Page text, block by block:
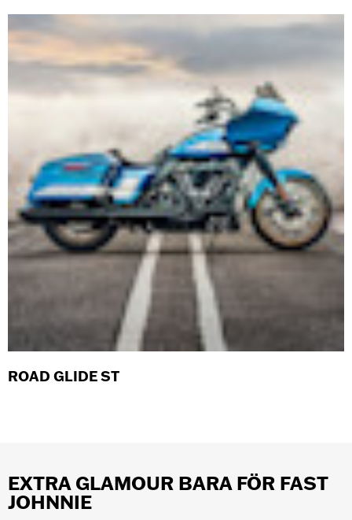
ROAD GLIDE ST
EXTRA GLAMOUR BARA FÖR FAST
JOHNNIE